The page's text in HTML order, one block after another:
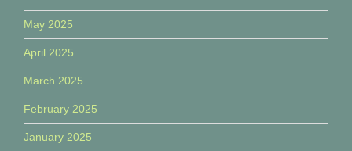
May 2025
April 2025
March 2025
February 2025
January 2025